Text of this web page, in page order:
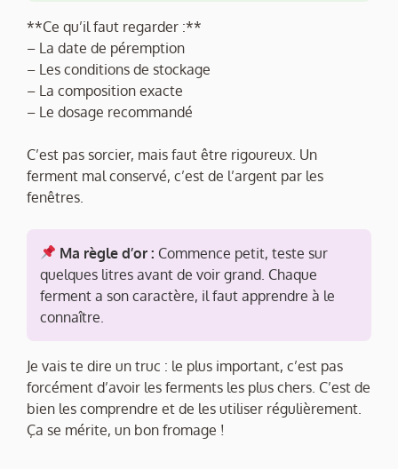
**Ce qu’il faut regarder :**
– La date de péremption
– Les conditions de stockage
– La composition exacte
– Le dosage recommandé
C’est pas sorcier, mais faut être rigoureux. Un
ferment mal conservé, c’est de l’argent par les
fenêtres.
Ma règle d’or : Commence petit, teste sur
quelques litres avant de voir grand. Chaque
ferment a son caractère, il faut apprendre à le
connaître.
Je vais te dire un truc : le plus important, c’est pas
forcément d’avoir les ferments les plus chers. C’est de
bien les comprendre et de les utiliser régulièrement.
Ça se mérite, un bon fromage !